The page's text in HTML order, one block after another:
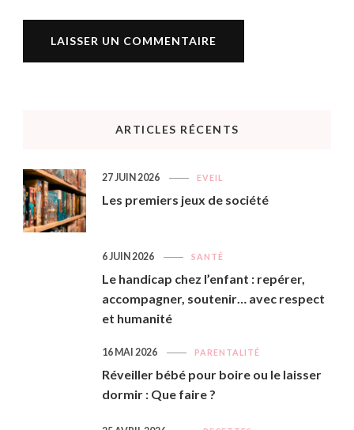
ARTICLES RÉCENTS
EVEIL
Les premiers jeux de société
27 JUIN 2026
SANTÉ
Le handicap chez l’enfant : repérer,
accompagner, soutenir… avec respect
et humanité
6 JUIN 2026
PARENTALITÉ
Réveiller bébé pour boire ou le laisser
dormir : Que faire ?
16 MAI 2026